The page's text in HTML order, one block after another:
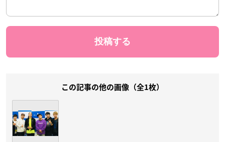
この記事の他の画像（全1枚）